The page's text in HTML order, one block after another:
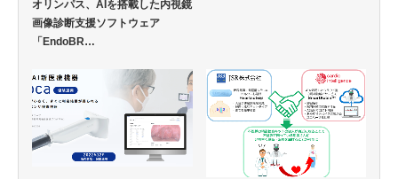
オリンパス、AIを搭載した内視鏡
画像診断支援ソフトウェア
「EndoBR…